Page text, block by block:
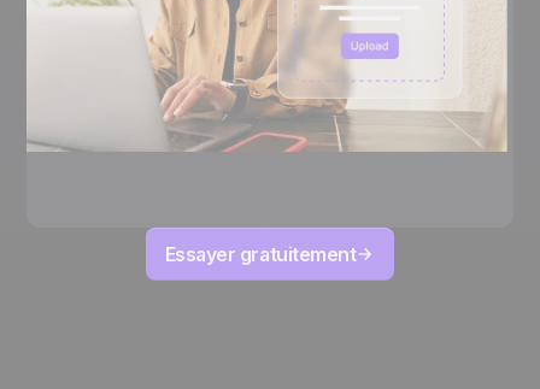
Essayer gratuitement